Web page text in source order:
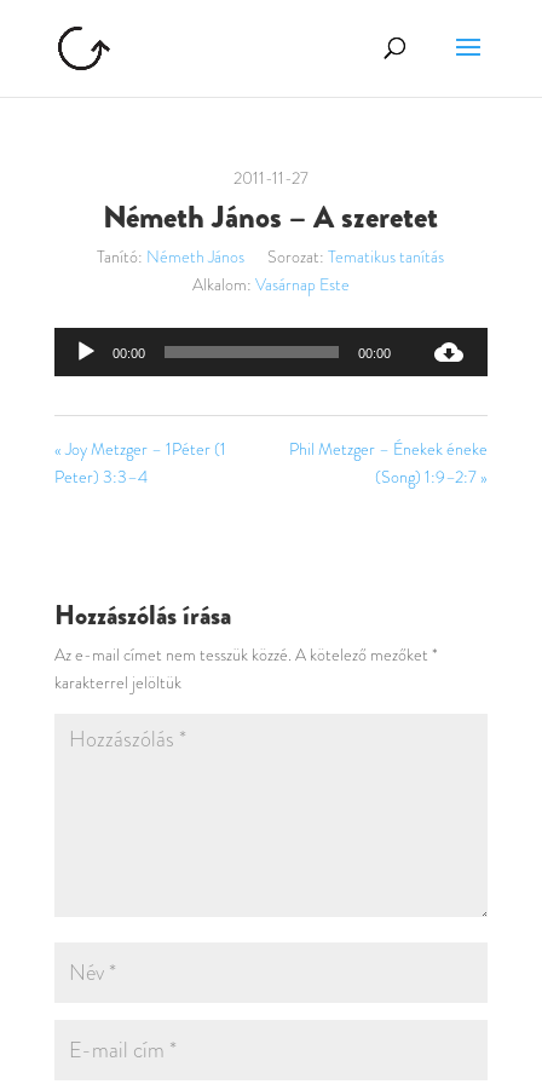
2011-11-27
Németh János – A szeretet
Tanító: Németh János Sorozat: Tematikus tanítás
Alkalom: Vasárnap Este
Audió
00:00 00:00
« Joy Metzger – 1Péter (1
Peter) 3:3–4
Phil Metzger – Énekek éneke
(Song) 1:9–2:7 »
Hozzászólás írása
Az e-mail címet nem tesszük közzé. A kötelező mezőket *
karakterrel jelöltük